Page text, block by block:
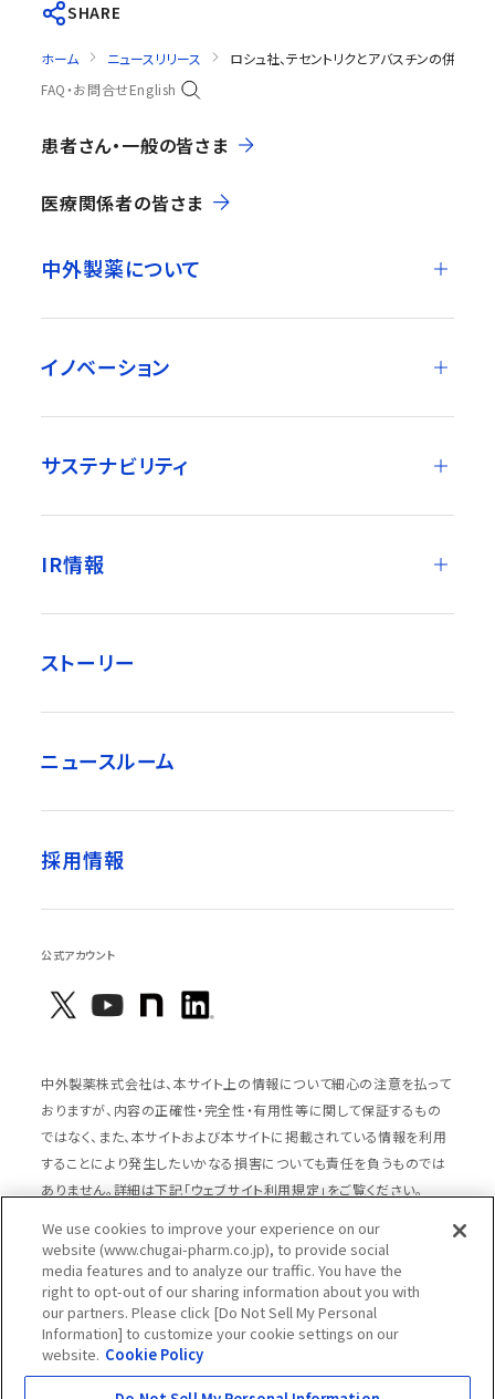
SHARE
ホーム ニュースリリース
ロシュ社、テセントリクとアバスチンの併用
FAQ・お問合せEnglish
患者さん・一般の皆さま
医療関係者の皆さま
中外製薬について
イノベーション
サステナビリティ
IR情報
ストーリー
ニュースルーム
採用情報
公式アカウント
中外製薬株式会社は、本サイト上の情報について細心の注意を払って
おりますが、内容の正確性・完全性・有用性等に関して保証するもの
ではなく、また、本サイトおよび本サイトに掲載されている情報を利用
することにより発生したいかなる損害についても責任を負うものでは
ありません。詳細は下記「ウェブサイト利用規定」をご覧ください。
サイトマップ
ウェブサイト利用規定
個人情報の取扱いのご案内
ソーシャルメディアポリシー
推奨閲覧環境
ウェブアクセシビリティ対応
We use cookies to improve your experience on our
website (www.chugai-pharm.co.jp), to provide social
media features and to analyze our traffic. You have the
right to opt-out of our sharing information about you with
our partners. Please click [Do Not Sell My Personal
Information] to customize your cookie settings on our
website. Cookie Policy